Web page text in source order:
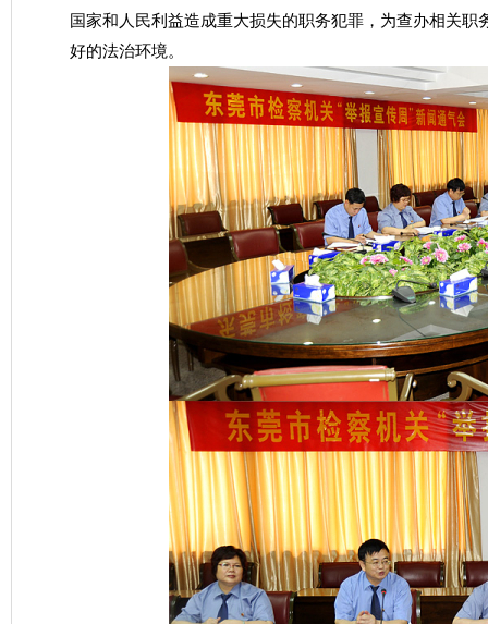
国家和人民利益造成重大损失的职务犯罪，为查办相关
好的法治环境。